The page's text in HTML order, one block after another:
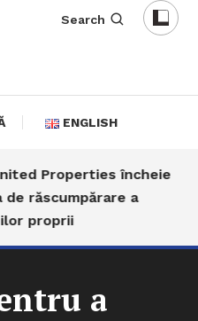
Search
ENGLISH
încheie
a
a